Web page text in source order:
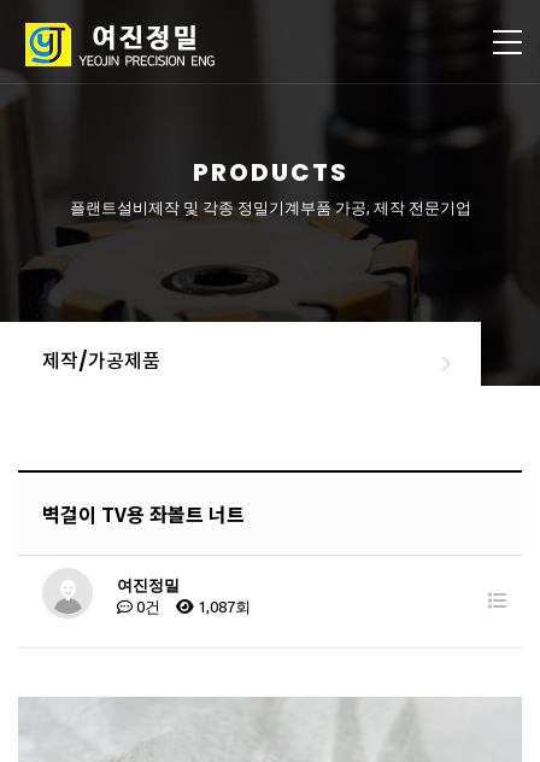
PRODUCTS
플랜트설비제작 및 각종 정밀기계부품 가공, 제작 전문기업
제작/가공제품
벽걸이 TV용 좌볼트 너트
여진정밀
0건
1,087회